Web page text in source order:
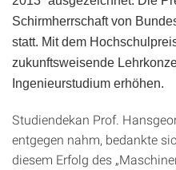
Schirmherrschaft von
statt. Mit dem
zukunftsweisende
Ingenieurstudium erhöhen.
Studiendekan Prof.
entgegen nahm, bedankte
diesem Erfolg des